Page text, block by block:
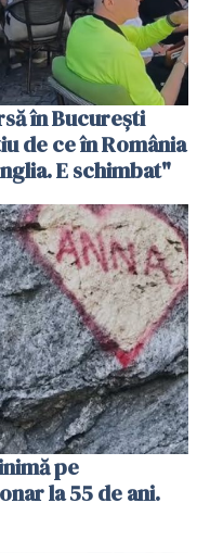
în București
de ce în România
E schimbat"
pe
la 55 de ani.